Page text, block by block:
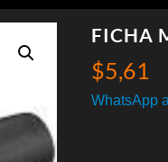
FICHA
$5,61
WhatsApp